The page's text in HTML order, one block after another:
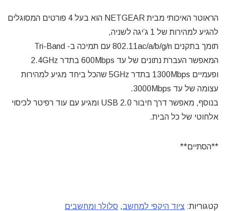
הראוטר האיכותי מבית NETGEAR הוא בעל 4 פורטים המסוגלים
להגיע למהירות של 1 ג’יגה לשניה,
תומך בתקנים 802.11ac/a/b/g/n עם תמיכה ב- Tri-Band
המאפשר העברת נתונים של עד 600Mbps בתדר 2.4GHz
ופעמיים 1300Mbps בתדר 5GHz שהכל ביחד מגיע למהירות
עצומה של עד 3000Mbps.
בנוסף, מאפשר דרך חיבור USB 2.0 ומגיע עם עוד רפיטר לכיסוי
אלחוטי של כל הבית.
**הסתיים**
קטגוריות: ציוד היקפי למחשב, סלולר ומחשבים